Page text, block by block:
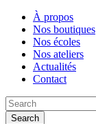
Skip
main
content
À propos
Nos boutiques
Nos écoles
Nos ateliers
Actualités
Contact
Search